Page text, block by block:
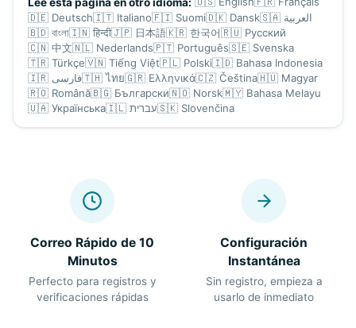
🇩🇪 Deutsch🇮🇹 Italiano🇫🇮 Suomi🇩🇰 Dansk🇸🇦 العربية
🇧🇩 বাংলা🇮🇳 हिन्दी🇯🇵 日本語🇰🇷 한국어🇷🇺 Русский
🇨🇳 中文🇳🇱 Nederlands🇵🇹 Português🇸🇪 Svenska
🇹🇷 Türkçe🇻🇳 Tiếng Việt🇵🇱 Polski🇮🇩 Bahasa Indonesia
🇮🇷 فارسی🇹🇭ไทย🇬🇷 Ελληνικά🇨🇿 Čeština🇭🇺 Magyar
🇷🇴 Română🇧🇬 Български🇳🇴 Norsk🇲🇾 Bahasa Melayu
🇺🇦 Українська🇮🇱 עברית🇸🇰 Slovenčina
Correo Rápido de 10
Minutos
Perfecto para registros y
verificaciones rápidas
Configuración
Instantánea
Sin registro, empieza a
usarlo de inmediato